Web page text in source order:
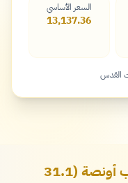
السعر الأساسي
13,137.36
الرسم البياني لسعر سبيكة ذهب أونصة (31.1